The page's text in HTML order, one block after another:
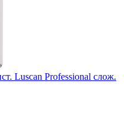
Luscan Professional слож.